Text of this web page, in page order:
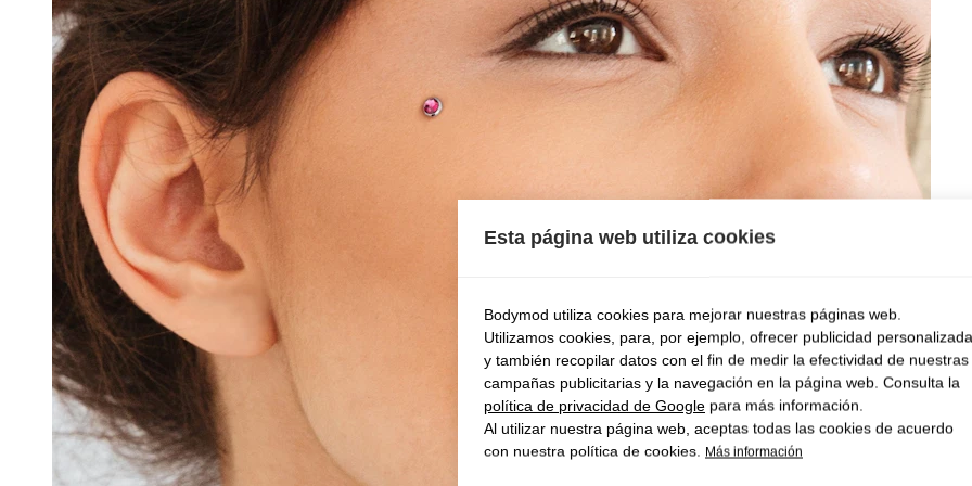
Conch
Esta página web utiliza cookies
Bodymod utiliza cookies para mejorar nuestras páginas web.
Utilizamos cookies, para, por ejemplo, ofrecer publicidad personalizada
y también recopilar datos con el fin de medir la efectividad de nuestras
campañas publicitarias y la navegación en la página web. Consulta la
política de privacidad de Google para más información.
Al utilizar nuestra página web, aceptas todas las cookies de acuerdo
con nuestra política de cookies. Más información